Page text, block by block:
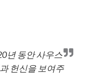
년 동안 사우스
헌신을 보여주